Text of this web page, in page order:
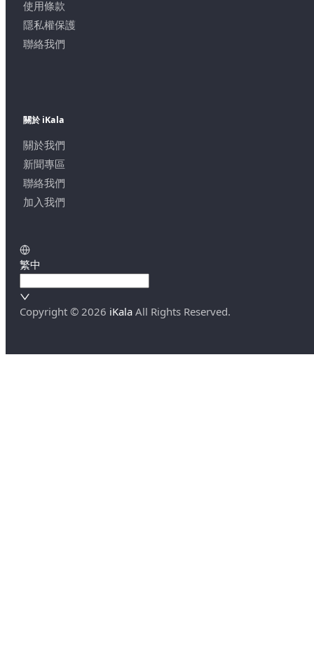
使用條款
隱私權保護
聯絡我們
關於 iKala
關於我們
新聞專區
聯絡我們
加入我們
繁中
Copyright © 2026 iKala All Rights Reserved.